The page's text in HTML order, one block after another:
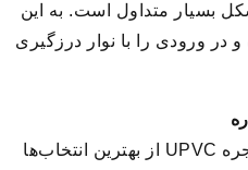
بسیار متداول است. به این
در ورودی را با نوار درزگیری
شیشه‌های دو یا سه جداره و پنجره UPVC از بهترین انتخاب‌ها